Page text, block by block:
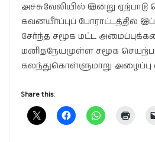
அச்சுவேலியில் இன்று
கவனயீர்ப்புப் போராட்டத்தில்
சேர்ந்த சமூக மட்ட
மனிதநேயமுள்ள சமூக
கலந்துகொள்ளுமாறு அழைப்பு
Share this: